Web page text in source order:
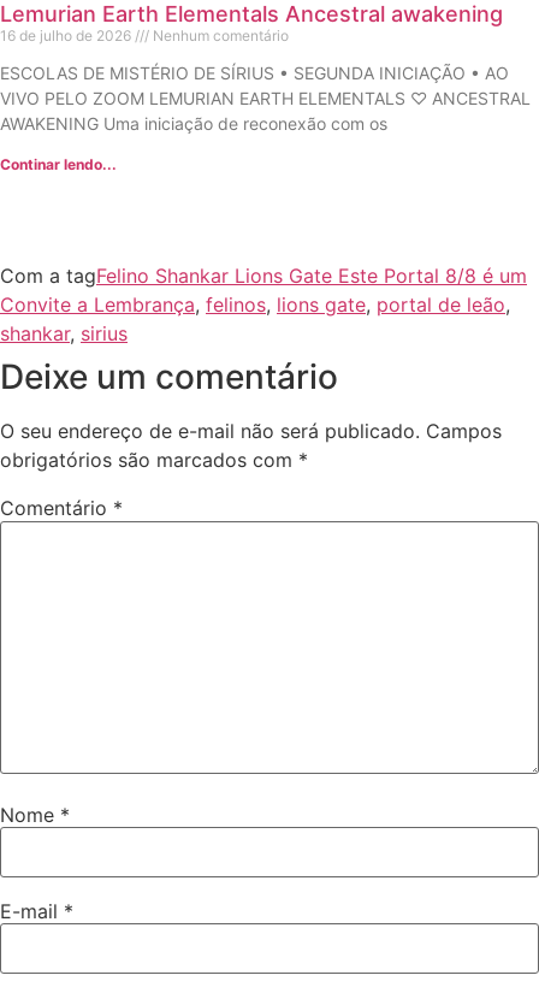
Lemurian Earth Elementals Ancestral awakening
16 de julho de 2026 Nenhum comentário
ESCOLAS DE MISTÉRIO DE SÍRIUS • SEGUNDA INICIAÇÃO • AO
VIVO PELO ZOOM LEMURIAN EARTH ELEMENTALS ♡ ANCESTRAL
AWAKENING Uma iniciação de reconexão com os
Continar lendo...
Com a tagFelino Shankar Lions Gate Este Portal 8/8 é um
Convite a Lembrança, felinos, lions gate, portal de leão,
shankar, sirius
Deixe um comentário
O seu endereço de e-mail não será publicado. Campos
obrigatórios são marcados com *
Comentário *
Nome *
E-mail *